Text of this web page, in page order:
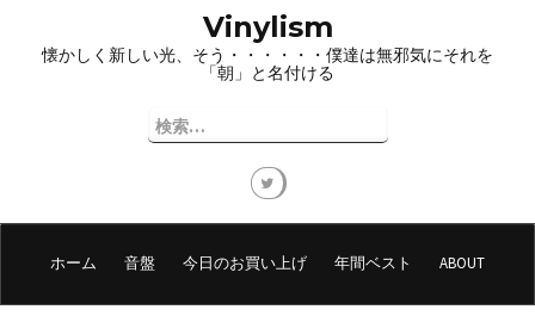
プ
Vinylism
懐かしく新しい光、そう・・・・・・僕達は無邪気にそれを
「朝」と名付ける
検
索:
ホーム 音盤 今日のお買い上げ 年間ベスト ABOUT